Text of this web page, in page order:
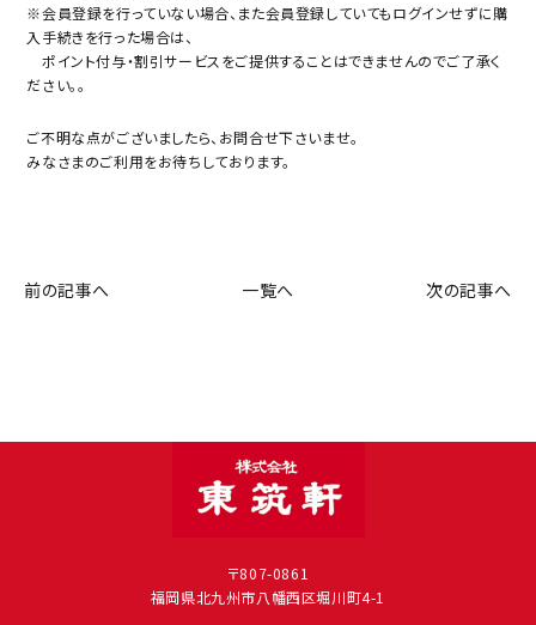
※会員登録を行っていない場合、また会員登録していてもログインせずに購
入手続きを行った場合は、
ポイント付与・割引サービスをご提供することはできませんのでご了承く
ださい。。
ご不明な点がございましたら、お問合せ下さいませ。
みなさまのご利用をお待ちしております。
前の記事へ 一覧へ 次の記事へ
〒807-0861
福岡県北九州市八幡西区堀川町4-1